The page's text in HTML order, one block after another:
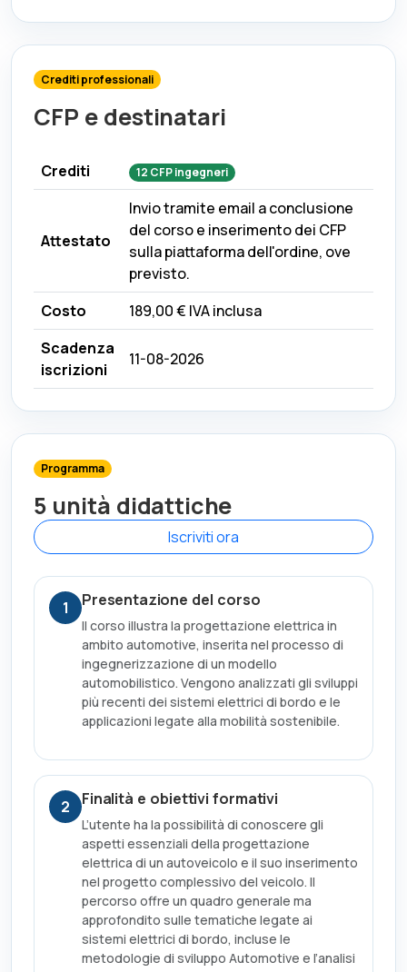
Crediti professionali
CFP e destinatari
Crediti 12 CFPingegneri
Attestato
Invio tramite email a conclusione
del corso e inserimento dei CFP
sulla piattaforma dell'ordine, ove
previsto.
Costo
189,00 € IVA inclusa
Scadenza
iscrizioni
11-08-2026
Programma
5 unità didattiche
Iscriviti ora
1 Presentazione del corso
Il corso illustra la progettazione elettrica in
ambito automotive, inserita nel processo di
ingegnerizzazione di un modello
automobilistico. Vengono analizzati gli sviluppi
più recenti dei sistemi elettrici di bordo e le
applicazioni legate alla mobilità sostenibile.
2 Finalità e obiettivi formativi
L’utente ha la possibilità di conoscere gli
aspetti essenziali della progettazione
elettrica di un autoveicolo e il suo inserimento
nel progetto complessivo del veicolo. Il
percorso offre un quadro generale ma
approfondito sulle tematiche legate ai
sistemi elettrici di bordo, incluse le
metodologie di sviluppo Automotive e l’analisi